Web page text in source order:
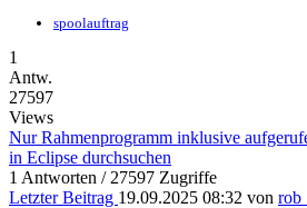
spoolauftrag
1
Antw.
27597
Views
Nur Rahmenprogramm inklusive
in Eclipse durchsuchen
1 Antworten / 27597 Zugriffe
Letzter Beitrag 19.09.2025 08:32 von